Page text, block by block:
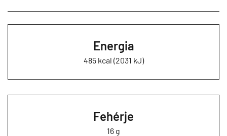
Energia
485 kcal (2031 kJ)
Fehérje
16 g